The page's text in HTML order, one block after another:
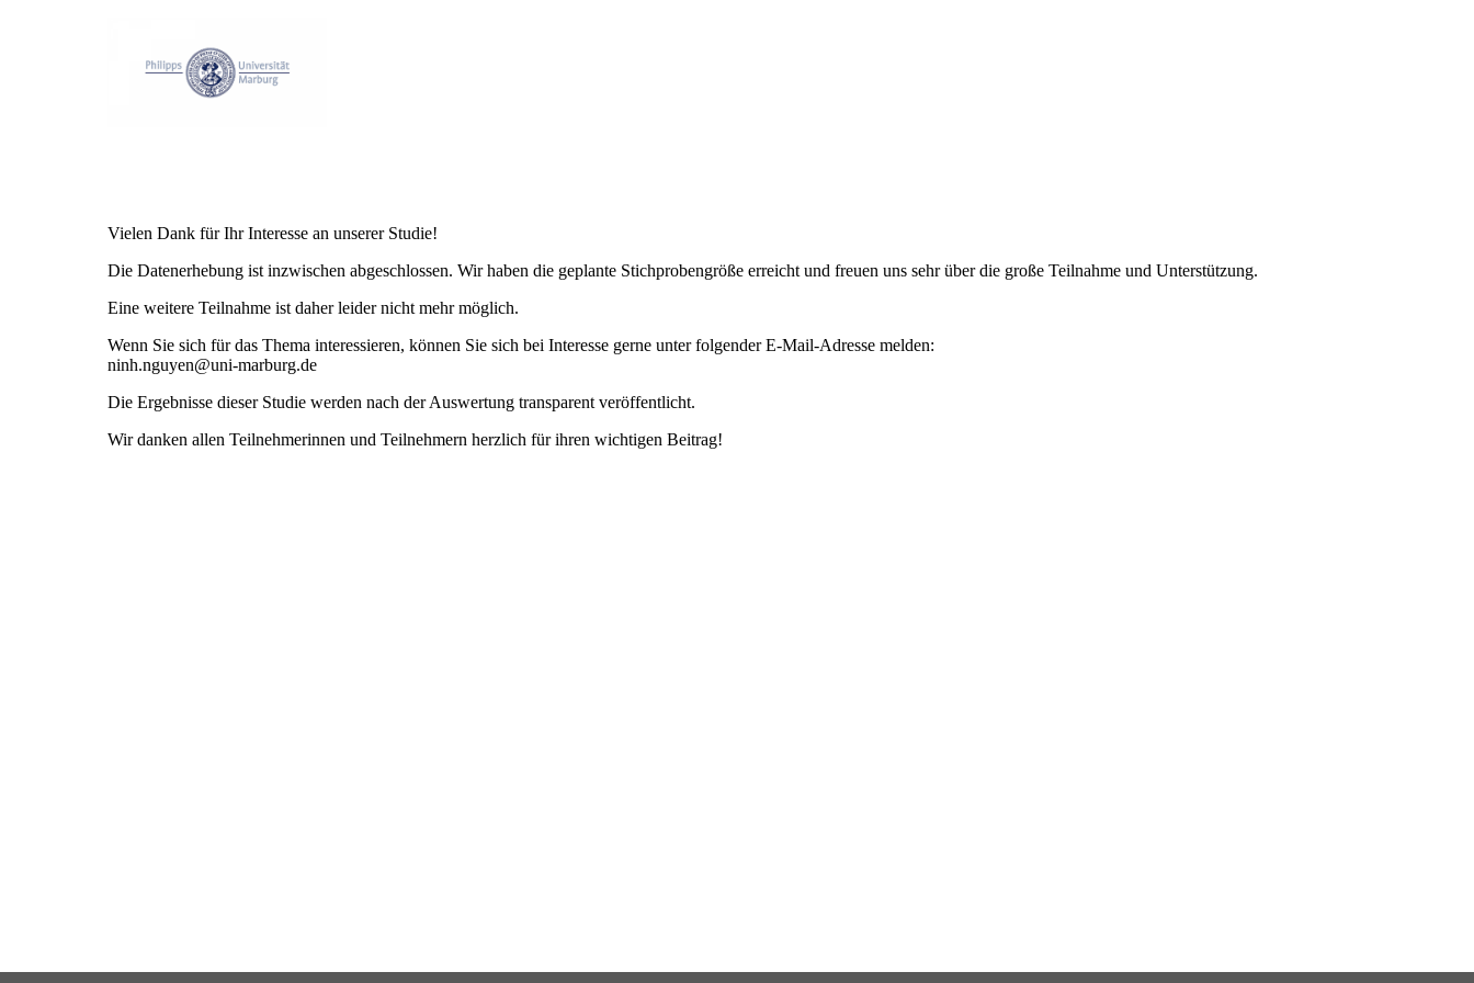
Vielen Dank für Ihr Interesse an unserer Studie!
Die Datenerhebung ist inzwischen abgeschlossen. Wir haben die geplante Stichprobengröße erreicht und freuen uns sehr über die große Teilnahme und Unterstützung.
Eine weitere Teilnahme ist daher leider nicht mehr möglich.
Wenn Sie sich für das Thema interessieren, können Sie sich bei Interesse gerne unter folgender E-Mail-Adresse melden:
ninh.nguyen@uni-marburg.de
Die Ergebnisse dieser Studie werden nach der Auswertung transparent veröffentlicht.
Wir danken allen Teilnehmerinnen und Teilnehmern herzlich für ihren wichtigen Beitrag!